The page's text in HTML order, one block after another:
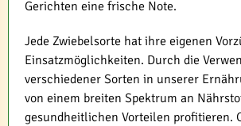
Gerichten eine frische Note.
Jede Zwiebelsorte hat ihre eigenen
Einsatzmöglichkeiten. Durch die
verschiedener Sorten in unserer
von einem breiten Spektrum an
gesundheitlichen Vorteilen profitieren.